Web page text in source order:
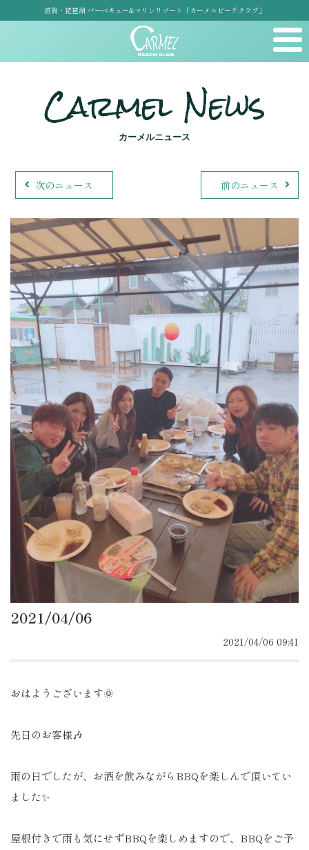
滋賀・琵琶湖 バーベキュー&マリンリゾート「カーメルビーチクラブ」
Carmel News
カーメルニュース
次のニュース 前のニュース
2021/04/06
2021/04/06 09:41
おはようございます🌞
先日のお客様🎶
雨の日でしたが、お酒を飲みながらBBQを楽しんで頂いてい
ました✨
屋根付きで雨も気にせずBBQを楽しめますので、BBQをご予